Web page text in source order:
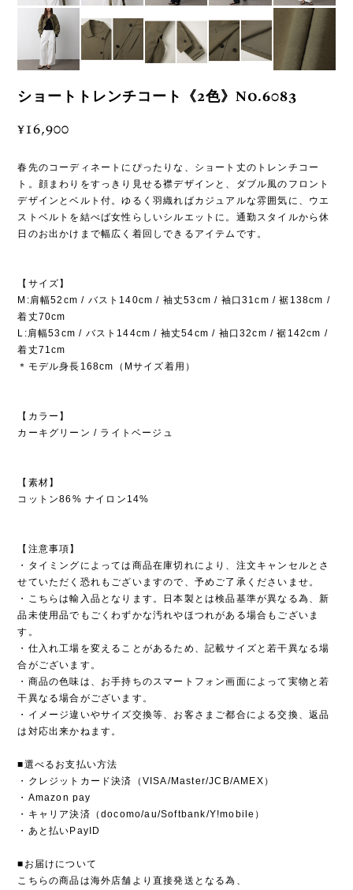
ショートトレンチコート《2色》No.6083
¥16,900
春先のコーディネートにぴったりな、ショート丈のトレンチコー
ト。顔まわりをすっきり見せる襟デザインと、ダブル風のフロント
デザインとベルト付。ゆるく羽織ればカジュアルな雰囲気に、ウエ
ストベルトを結べば女性らしいシルエットに。通勤スタイルから休
日のお出かけまで幅広く着回しできるアイテムです。
【サイズ】
M:肩幅52cm / バスト140cm / 袖丈53cm / 袖口31cm / 裾138cm /
着丈70cm
L:肩幅53cm / バスト144cm / 袖丈54cm / 袖口32cm / 裾142cm /
着丈71cm
＊モデル身長168cm（Mサイズ着用）
【カラー】
カーキグリーン / ライトベージュ
【素材】
コットン86% ナイロン14%
【注意事項】
・タイミングによっては商品在庫切れにより、注文キャンセルとさ
せていただく恐れもございますので、予めご了承くださいませ。
・こちらは輸入品となります。日本製とは検品基準が異なる為、新
品未使用品でもごくわずかな汚れやほつれがある場合もございま
す。
・仕入れ工場を変えることがあるため、記載サイズと若干異なる場
合がございます。
・商品の色味は、お手持ちのスマートフォン画面によって実物と若
干異なる場合がございます。
・イメージ違いやサイズ交換等、お客さまご都合による交換、返品
は対応出来かねます。
■選べるお支払い方法
・クレジットカード決済（VISA/Master/JCB/AMEX）
・Amazon pay
・キャリア決済（docomo/au/Softbank/Y!mobile）
・あと払いPayID
■お届けについて
こちらの商品は海外店舗より直接発送となる為、